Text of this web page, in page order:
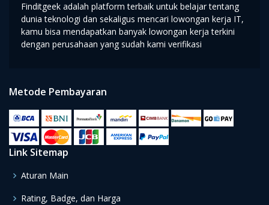
Finditgeek adalah platform terbaik untuk belajar tentang
dunia teknologi dan sekaligus mencari lowongan kerja IT,
kamu bisa mendapatkan banyak lowongan kerja terkini
dengan perusahaan yang sudah kami verifikasi
Metode Pembayaran
Link Sitemap
Aturan Main
Rating, Badge, dan Harga